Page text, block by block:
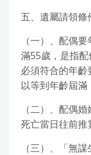
五、遺屬請領條
（一）、配偶
滿55歲，是指
必須符合的年
以等到年齡屆滿
（二）、配偶
死亡當日往前推
（三）、「無